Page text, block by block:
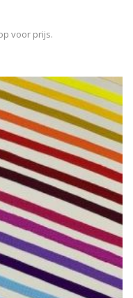
voor prijs.